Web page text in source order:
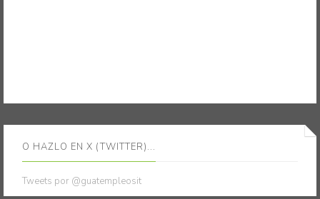
O HAZLO EN X (TWITTER)...
Tweets por @guatempleosit